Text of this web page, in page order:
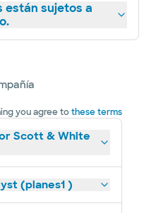
están sujetos a
you agree tothese terms
Scott & White
(planes1 )